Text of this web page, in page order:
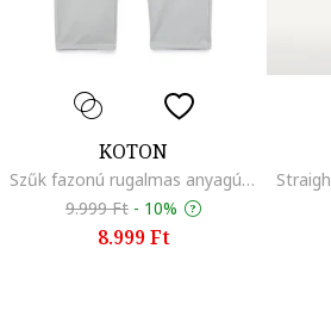
KOTON
Szűk fazonú rugalmas anyagú nadrág, Világosszürke
9.999 Ft - 10%
8.999 Ft